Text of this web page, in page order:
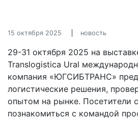
15 октября 2025 новость
29-31 октября 2025 на
Translogistica Ural
компания «ЮГСИБТРАНС»
логистические решения,
опытом на рынке. Посетители
познакомиться с командой